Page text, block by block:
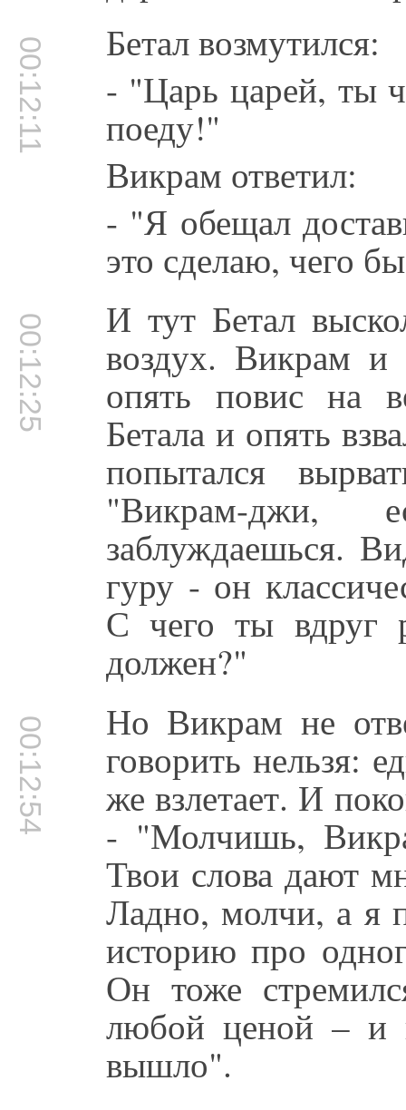
00:12:11
Бетал возмутился:
- "Царь царей, ты
поеду!"
Викрам ответил:
- "Я обещал
это сделаю, чего
00:12:25 И тут Бетал
воздух. Викрам и
опять повис на
Бетала и опять
попытался
"Викрам-
заблуждаешься.
гуру - он
С чего ты вдруг
должен?"
00:12:54 Но Викрам не
говорить нельзя:
же взлетает. И
- "Молчишь,
Твои слова дают
Ладно, молчи, а я
историю про
Он тоже
любой ценой – и
вышло".